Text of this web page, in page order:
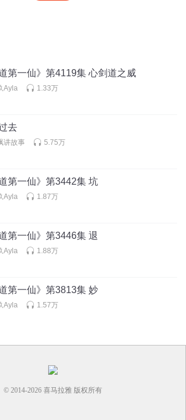
道第一仙》第4119集 心剑道之威
Ayla 1.33万
去
讲故事 5.75万
道第一仙》第3442集 坑
Ayla 1.87万
道第一仙》第3446集 退
Ayla 1.88万
道第一仙》第3813集 妙
Ayla 1.57万
© 2014-2026 喜马拉雅 版权所有